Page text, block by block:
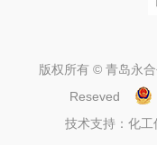
版权所有 © 青岛永
Reseved
技术支持： 化工